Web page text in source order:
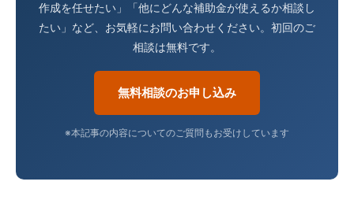
作成を任せたい」「他にどんな補助金が使えるか相談し
たい」など、お気軽にお問い合わせください。初回のご
相談は無料です。
無料相談のお申し込み
※本記事の内容についてのご質問もお受けしています